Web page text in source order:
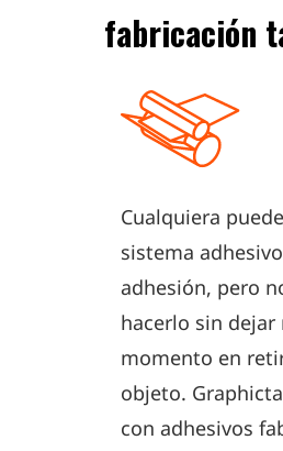
fabricación
Cualquiera
sistema
adhesión, pero
hacerlo sin dejar
momento en
objeto.
con adhesivos